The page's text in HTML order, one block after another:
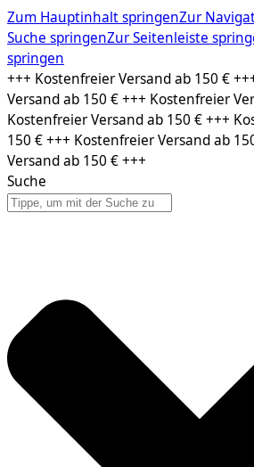
Zum Hauptinhalt springenZur
Suche springenZur Seitenleiste
springen
Zum
Inhalt
springen
+++ Kostenfreier Versand ab 150 €
Versand ab 150 € +++ Kostenfreier
Kostenfreier Versand ab 150 € +++
150 € +++ Kostenfreier Versand ab
Versand ab 150 € +++
Suche